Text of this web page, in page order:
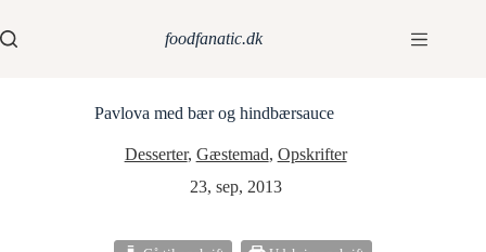
foodfanatic.dk
Pavlova med bær og hindbærsauce
Desserter, Gæstemad, Opskrifter
23, sep, 2013